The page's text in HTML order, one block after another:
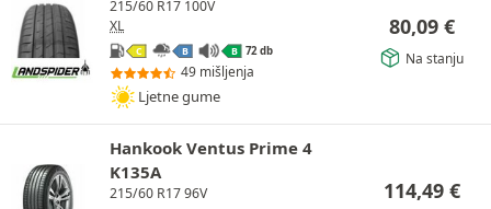
215/60 R17 100V
XL
C B B 72 db
49 mišljenja
Ljetne gume
80,09 €
Na stanju
Hankook Ventus Prime 4
K135A
215/60 R17 96V 114,49 €